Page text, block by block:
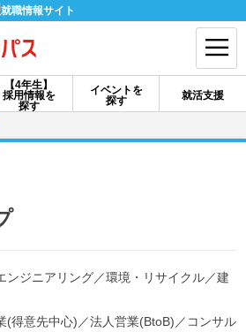
職情報サイト
【4年生】
採用情報を
探す
イベントを
探す
就活支援
ログイン
スカウト お知らせ
ンジニアリング／環境・リサイクル／建
(得意先中心) ／法人営業(BtoB) ／ コンサル